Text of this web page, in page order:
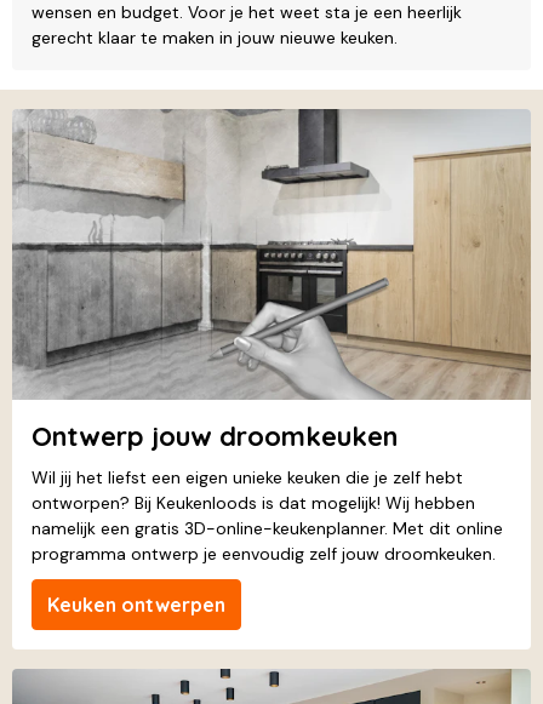
wensen en budget. Voor je het weet sta je een heerlijk
gerecht klaar te maken in jouw nieuwe keuken.
Ontwerp jouw droomkeuken
Wil jij het liefst een eigen unieke keuken die je zelf hebt
ontworpen? Bij Keukenloods is dat mogelijk! Wij hebben
namelijk een gratis 3D-online-keukenplanner. Met dit online
programma ontwerp je eenvoudig zelf jouw droomkeuken.
Keuken ontwerpen